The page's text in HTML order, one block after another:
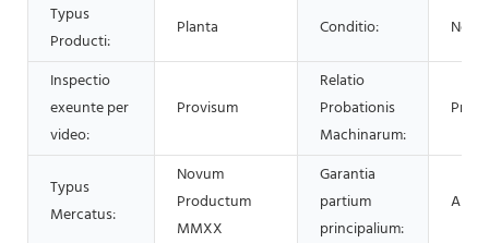
Typus
Producti:
Planta Conditio:
Inspectio
exeunte per
video:
Provisum
Relatio
Probationis
Machinarum:
Typus
Mercatus:
Novum
Productum
MMXX
Garantia
partium
principalium: